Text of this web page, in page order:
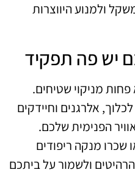
ולמנוע היווצרות
מניקוי שטיחים.
אלרגנים וחיידקים
הפנימית שלכם.
שכרו מנקה ריפודים
ולשמור על ביתכם